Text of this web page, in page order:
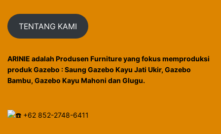
TENTANG KAMI
ARINIE adalah Produsen Furniture yang fokus memproduksi
produk Gazebo : Saung Gazebo Kayu Jati Ukir, Gazebo
Bambu, Gazebo Kayu Mahoni dan Glugu.
+62 852-2748-6411